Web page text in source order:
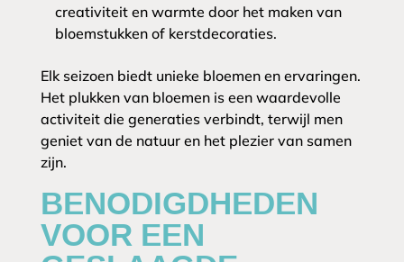
creativiteit en warmte door het maken van
bloemstukken of kerstdecoraties.
Elk seizoen biedt unieke bloemen en ervaringen.
Het plukken van bloemen is een waardevolle
activiteit die generaties verbindt, terwijl men
geniet van de natuur en het plezier van samen
zijn.
BENODIGDHEDEN
VOOR EEN